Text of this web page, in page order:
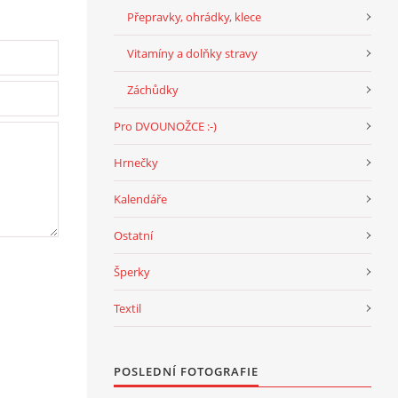
Přepravky, ohrádky, klece
Vitamíny a dolňky stravy
Záchůdky
Pro DVOUNOŽCE :-)
Hrnečky
Kalendáře
Ostatní
Šperky
Textil
POSLEDNÍ FOTOGRAFIE